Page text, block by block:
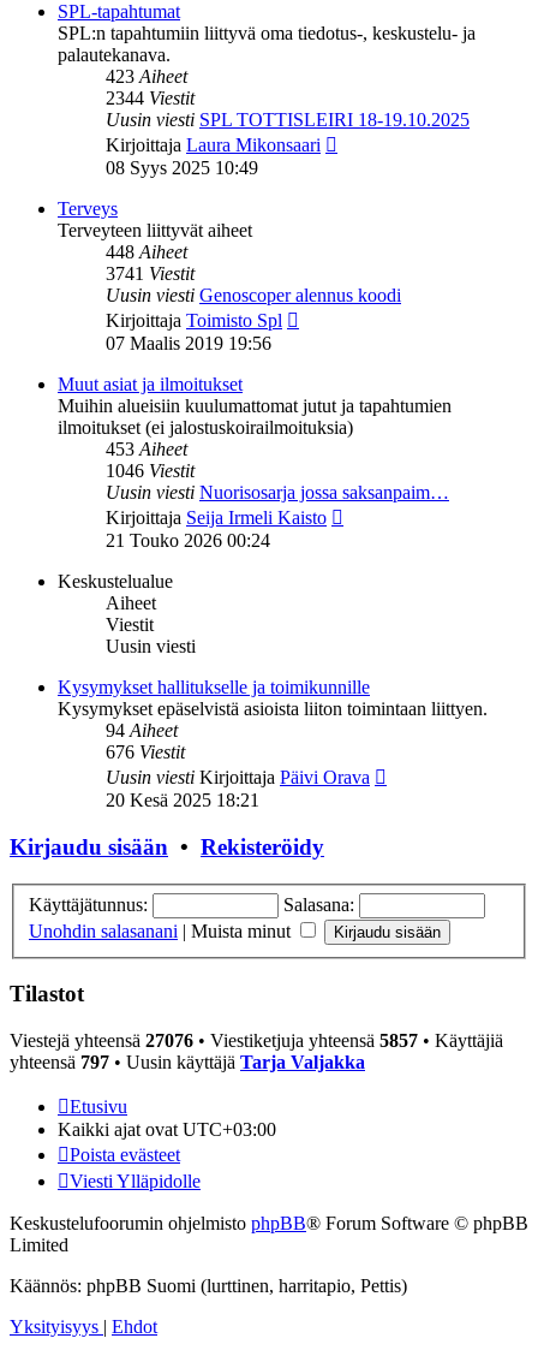
SPL-tapahtumat
SPL:n tapahtumiin liittyvä oma tiedotus-, keskustelu- ja
palautekanava.
423Aiheet
2344 Viestit
Uusin viesti SPL TOTTISLEIRI 18-19.10.2025
Kirjoittaja Laura Mikonsaari
08 Syys 2025 10:49
Terveys
Terveyteen liittyvät aiheet
448Aiheet
3741 Viestit
Uusin viesti Genoscoper alennus koodi
Kirjoittaja Toimisto Spl
07 Maalis 2019 19:56
Muut asiat ja ilmoitukset
Muihin alueisiin kuulumattomat jutut ja tapahtumien
ilmoitukset (ei jalostuskoirailmoituksia)
453Aiheet
1046 Viestit
Uusin viesti Nuorisosarja jossa saksanpaim…
Kirjoittaja Seija Irmeli Kaisto
21 Touko 2026 00:24
Keskustelualue
Aiheet
Viestit
Uusin viesti
Kysymykset hallitukselle ja toimikunnille
Kysymykset epäselvistä asioista liiton toimintaan liittyen.
94Aiheet
676 Viestit
Uusin viesti Kirjoittaja Päivi Orava
20 Kesä 2025 18:21
Kirjaudu sisään • Rekisteröidy
Käyttäjätunnus:
Salasana:
Unohdin salasanani | Muista minut
Tilastot
Viestejä yhteensä 27076 • Viestiketjuja yhteensä 5857 • Käyttäjiä
yhteensä 797 • Uusin käyttäjä Tarja Valjakka
Etusivu
Kaikki ajat ovat UTC+03:00
Poista evästeet
Viesti Ylläpidolle
Keskustelufoorumin ohjelmisto phpBB® Forum Software © phpBB
Limited
Käännös: phpBB Suomi (lurttinen, harritapio, Pettis)
Yksityisyys | Ehdot